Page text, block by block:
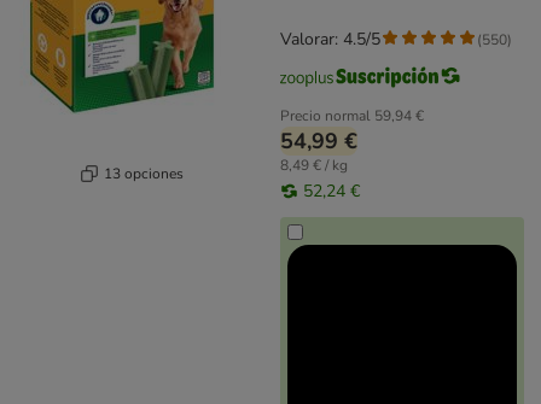
13 opciones
Precio normal 59,94 €
54,99 €
8,49 € / kg
52,24 €
Valorar: 4.5/5 (550)